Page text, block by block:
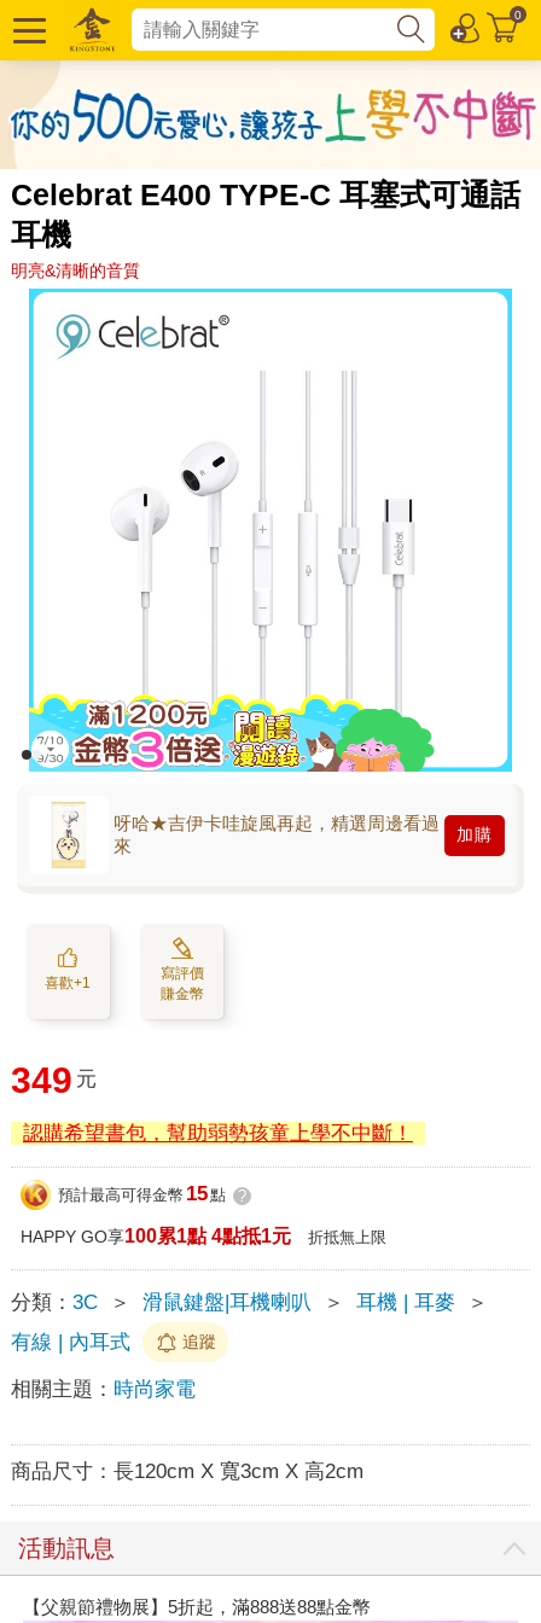
0
Celebrat E400 TYPE-C 耳塞式可通話
耳機
明亮&清晰的音質
呀哈★吉伊卡哇旋風再起，精選周邊看過
來
加購
喜歡+1
寫評價
賺金幣
349 元
認購希望書包，幫助弱勢孩童上學不中斷！
預計最高可得金幣 15點 ?
HAPPY GO享100累1點 4點抵1元 折抵無上限
分類： 3C ＞ 滑鼠鍵盤|耳機喇叭 ＞ 耳機 | 耳麥
＞
有線 | 內耳式
追蹤
相關主題： 時尚家電
商品尺寸： 長120cm X 寬3cm X 高2cm
活動訊息
【父親節禮物展】5折起，滿888送88點金幣